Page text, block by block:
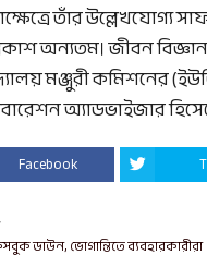
তাঁর উল্লেখযোগ্য
অন্যতম। জীবন
মঞ্জুরী কমিশনের
অ্যাডভাইজার
Facebook
ডাউন, ভোগান্তিতে ব্যবহারকারীরা